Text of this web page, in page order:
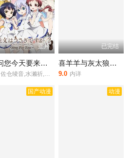
正片
请问您今天要来点兔子吗 Sing for You
佐仓绫音,水濑祈,种田梨沙
已完结
喜羊羊与灰太狼青青草原发明家
9.0 内详
国产动漫 动漫